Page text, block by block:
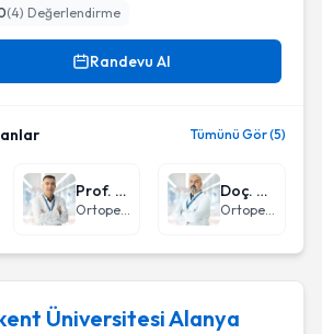
(4) Değerlendirme
Randevu Al
Tümünü Gör (5)
Prof. Dr. Baver Acar
Ortopedi ve Travmatoloji
Doç. Dr. Yusuf Alper Katı
Ortopedi ve Travmatoloji
Üniversitesi Alanya